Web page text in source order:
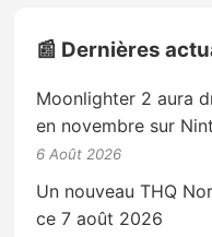
📰 Dernières
Moonlighter 2 aura
en novembre sur
6 Août 2026
Un nouveau THQ
ce 7 août 2026